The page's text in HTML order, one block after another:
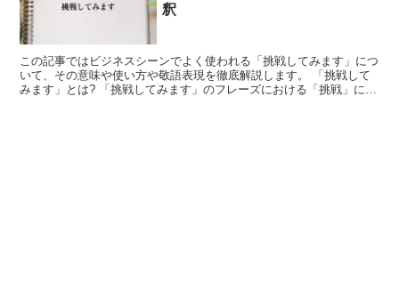
釈
この記事ではビジネスシーンでよく使われる「挑戦してみます」につ
いて、その意味や使い方や敬語表現を徹底解説します。 「挑戦して
みます」とは? 「挑戦してみます」のフレーズにおける「挑戦」には